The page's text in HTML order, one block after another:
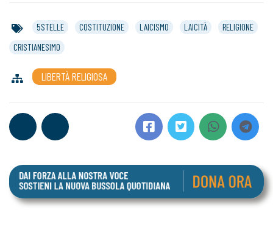
5STELLE COSTITUZIONE LAICISMO LAICITÀ
RELIGIONE
CRISTIANESIMO
LIBERTÀ RELIGIOSA